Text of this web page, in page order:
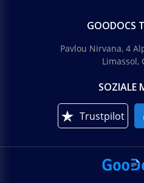
GOODOCS
Pavlou Nirvana, 4
Limassol,
SOZIALE
Trustpilot